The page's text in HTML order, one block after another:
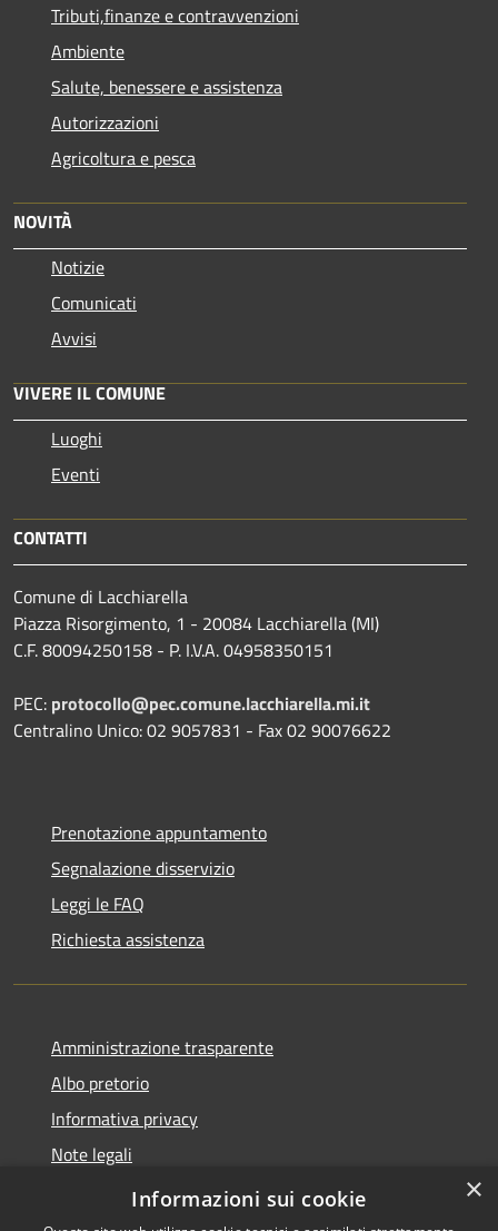
Tributi,finanze e contravvenzioni
Ambiente
Salute, benessere e assistenza
Autorizzazioni
Agricoltura e pesca
NOVITÀ
Notizie
Comunicati
Avvisi
VIVERE IL COMUNE
Luoghi
Eventi
CONTATTI
Comune di Lacchiarella
Piazza Risorgimento, 1 - 20084 Lacchiarella (MI)
C.F. 80094250158 - P. I.V.A. 04958350151
PEC: protocollo@pec.comune.lacchiarella.mi.it
Centralino Unico: 02 9057831 - Fax 02 90076622
Prenotazione appuntamento
Segnalazione disservizio
Leggi le FAQ
Richiesta assistenza
Amministrazione trasparente
Albo pretorio
Informativa privacy
Note legali
Dichiarazione di accessibilità
×
Informazioni sui cookie